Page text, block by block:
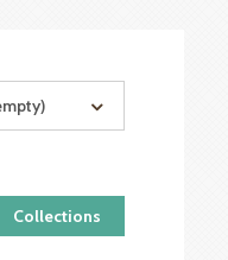
Collections